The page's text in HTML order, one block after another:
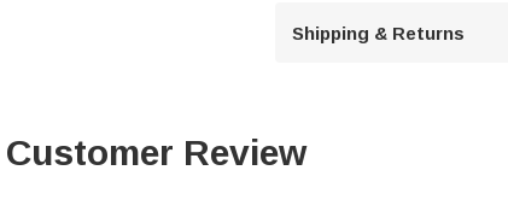
Shipping & Returns
Customer Review